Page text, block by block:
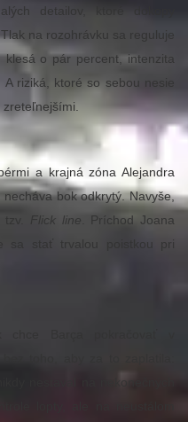
detailov, ktoré dokopy
na rozohrávku sa reguluje
klesá o pár percent, intenzita
riziká, ktoré so sebou nesie
zreteľnejšími.
a krajná zóna Alejandra
bok odkrytý. Navyše,
Flick line . Príchod Joana
sa stať trvalou poistkou pri
toho, aby za to zaplatila:
nestaval na nekonečných